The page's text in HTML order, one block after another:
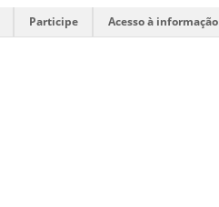
Participe Acesso à informação